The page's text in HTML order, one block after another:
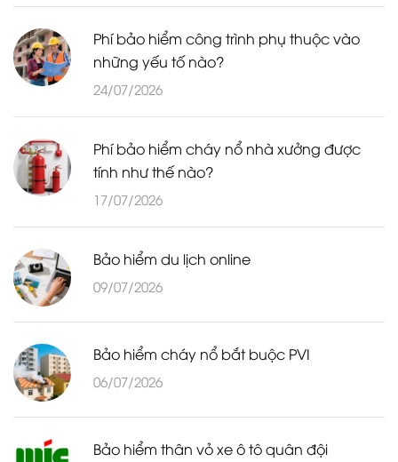
Phí bảo hiểm công trình phụ thuộc vào
những yếu tố nào?
24/07/2026
Phí bảo hiểm cháy nổ nhà xưởng được
tính như thế nào?
17/07/2026
Bảo hiểm du lịch online
09/07/2026
Bảo hiểm cháy nổ bắt buộc PVI
06/07/2026
Bảo hiểm thân vỏ xe ô tô quân đội